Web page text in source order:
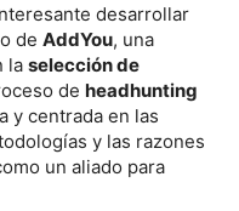
desarrollar
de AddYou, una
la selección de
de headhunting
y centrada en las
y las razones
un aliado para